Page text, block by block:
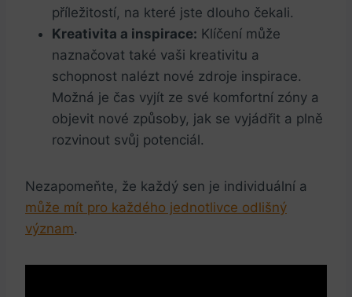
příležitostí, na které jste dlouho čekali.
Kreativita a inspirace: Klíčení může
naznačovat také vaši kreativitu a
schopnost nalézt nové zdroje inspirace.
Možná je čas vyjít ze své komfortní zóny a
objevit nové způsoby, jak se vyjádřit a plně
rozvinout svůj potenciál.
Nezapomeňte, že každý sen je individuální a
může mít pro každého jednotlivce odlišný
význam.